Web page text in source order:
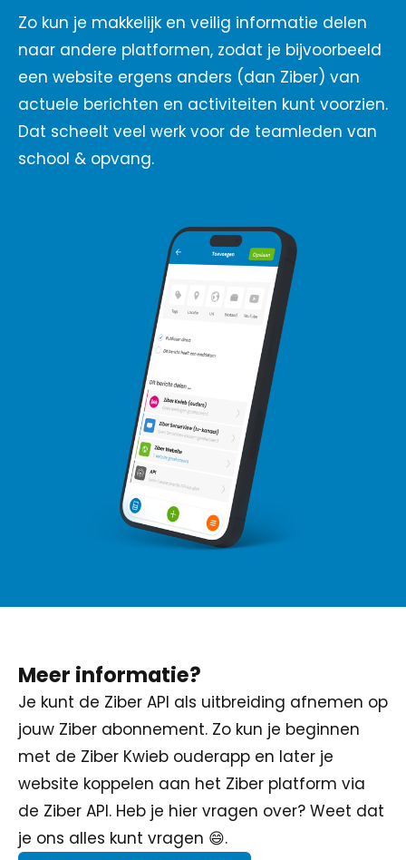
Zo kun je makkelijk en veilig informatie delen
naar andere platformen, zodat je bijvoorbeeld
een website ergens anders (dan Ziber) van
actuele berichten en activiteiten kunt voorzien.
Dat scheelt veel werk voor de teamleden van
school & opvang.
Meer informatie?
Je kunt de Ziber API als uitbreiding afnemen op
jouw Ziber abonnement. Zo kun je beginnen
met de Ziber Kwieb ouderapp en later je
website koppelen aan het Ziber platform via
de Ziber API. Heb je hier vragen over? Weet dat
je ons alles kunt vragen 😄.